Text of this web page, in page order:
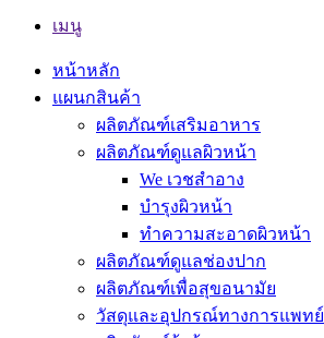
เมนู
หน้าหลัก
แผนกสินค้า
ผลิตภัณฑ์เสริมอาหาร
ผลิตภัณฑ์ดูแลผิวหน้า
We เวชสำอาง
บำรุงผิวหน้า
ทำความสะอาดผิวหน้า
ผลิตภัณฑ์ดูแลช่องปาก
ผลิตภัณฑ์เพื่อสุขอนามัย
วัสดุและอุปกรณ์ทางการแพทย์